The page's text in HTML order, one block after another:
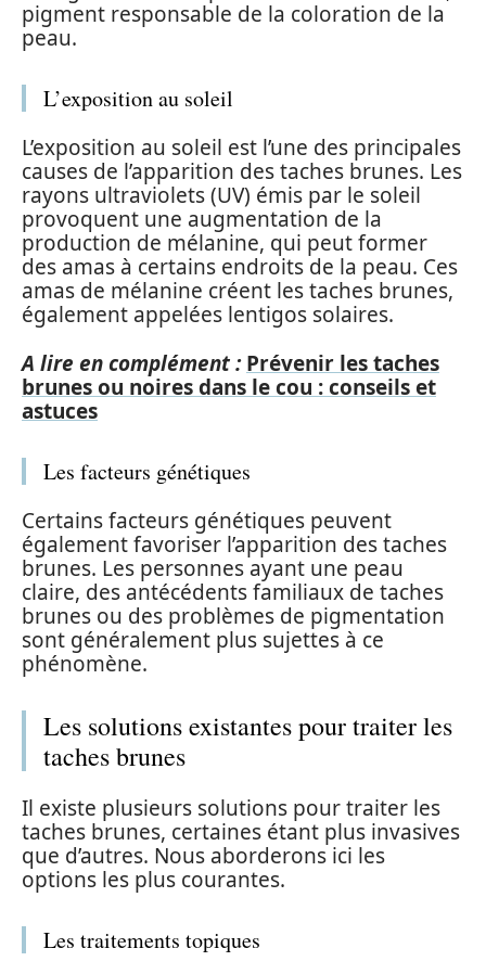
pigment responsable de la coloration de la
peau.
L’exposition au soleil
L’exposition au soleil est l’une des principales
causes de l’apparition des taches brunes. Les
rayons ultraviolets (UV) émis par le soleil
provoquent une augmentation de la
production de mélanine, qui peut former
des amas à certains endroits de la peau. Ces
amas de mélanine créent les taches brunes,
également appelées lentigos solaires.
A lire en complément : Prévenir les taches
brunes ou noires dans le cou : conseils et
astuces
Les facteurs génétiques
Certains facteurs génétiques peuvent
également favoriser l’apparition des taches
brunes. Les personnes ayant une peau
claire, des antécédents familiaux de taches
brunes ou des problèmes de pigmentation
sont généralement plus sujettes à ce
phénomène.
Les solutions existantes pour traiter les
taches brunes
Il existe plusieurs solutions pour traiter les
taches brunes, certaines étant plus invasives
que d’autres. Nous aborderons ici les
options les plus courantes.
Les traitements topiques